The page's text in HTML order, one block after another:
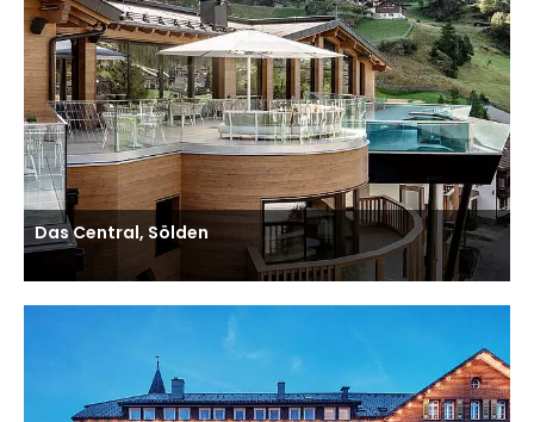
Das Central, Sölden